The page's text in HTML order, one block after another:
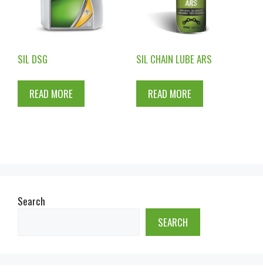
SIL DSG
READ MORE
SIL CHAIN LUBE ARS
READ MORE
Search
SEARCH